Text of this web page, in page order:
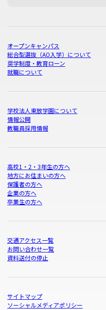
オープンキャンパス
総合型選抜（AO入学）について
奨学制度・教育ローン
就職について
学校法人東放学園について
情報公開
教職員採用情報
高校1・2・3年生の方へ
地方にお住まいの方へ
保護者の方へ
企業の方へ
卒業生の方へ
交通アクセス一覧
お問い合わせ一覧
資料送付の停止
サイトマップ
ソーシャルメディアポリシー